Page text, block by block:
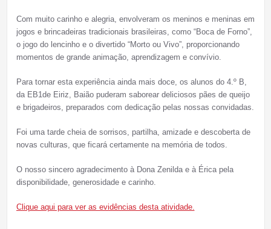
Com muito carinho e alegria, envolveram os meninos e meninas em
jogos e brincadeiras tradicionais brasileiras, como “Boca de Forno”,
o jogo do lencinho e o divertido “Morto ou Vivo”, proporcionando
momentos de grande animação, aprendizagem e convívio.
Para tornar esta experiência ainda mais doce, os alunos do 4.º B,
da EB1de Eiriz, Baião puderam saborear deliciosos pães de queijo
e brigadeiros, preparados com dedicação pelas nossas convidadas.
Foi uma tarde cheia de sorrisos, partilha, amizade e descoberta de
novas culturas, que ficará certamente na memória de todos.
O nosso sincero agradecimento à Dona Zenilda e à Érica pela
disponibilidade, generosidade e carinho.
Clique aqui para ver as evidências desta atividade.